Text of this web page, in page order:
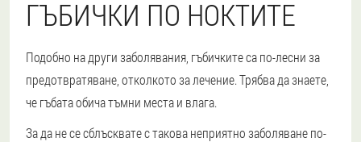
ГЪБИЧКИ ПО НОКТИТЕ
Подобно на други заболявания, гъбичките са по-лесни за
предотвратяване, отколкото за лечение. Трябва да знаете,
че гъбата обича тъмни места и влага.
За да не се сблъсквате с такова неприятно заболяване по-